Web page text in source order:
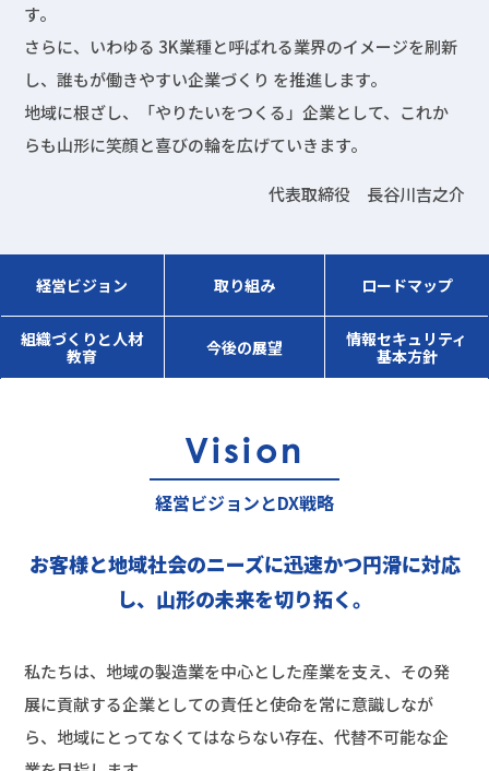
す。
さらに、いわゆる 3K業種と呼ばれる業界のイメージを刷新
し、誰もが働きやすい企業づくり を推進します。
地域に根ざし、「やりたいをつくる」企業として、これか
らも山形に笑顔と喜びの輪を広げていきます。
代表取締役 長谷川吉之介
経営ビジョン 取り組み ロードマップ
組織づくりと人材
教育
今後の展望
情報セキュリティ
基本方針
Vision
経営ビジョンとDX戦略
お客様と地域社会のニーズに迅速かつ円滑に対応
し、山形の未来を切り拓く。
私たちは、地域の製造業を中心とした産業を支え、その発
展に貢献する企業としての責任と使命を常に意識しなが
ら、地域にとってなくてはならない存在、代替不可能な企